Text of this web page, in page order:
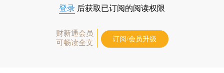
登录 后获取已订阅的阅读权限
财新通会员
可畅读全文
订阅/会员升级